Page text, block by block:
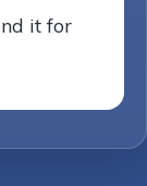
it for